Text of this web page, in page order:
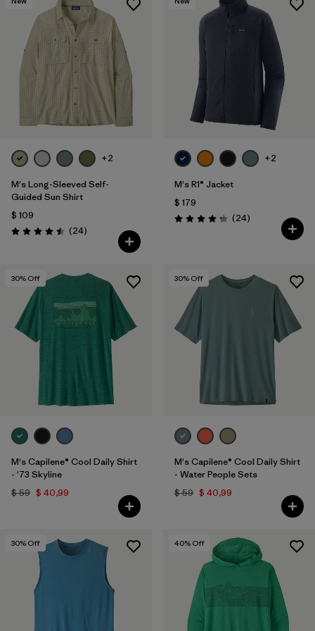
+2
M's Long-Sleeved Self-
Guided Sun Shirt
$ 109
Valoración: 4.5 / 5
(24Comentarios
)
+2
M's R1® Jacket
$ 179
Valoración: 4.3 / 5
(24Comentarios
)
30% Off
M's Capilene® Cool Daily Shirt
- '73 Skyline
$ 59 $ 40,99
30% Off
M's Capilene® Cool Daily Shirt
- Water People Sets
$ 59 $ 40,99
30% Off 40% Off